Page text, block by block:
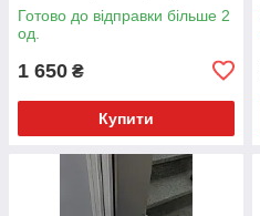
Готово до відправки більше 2
од.
1 650 ₴
Купити